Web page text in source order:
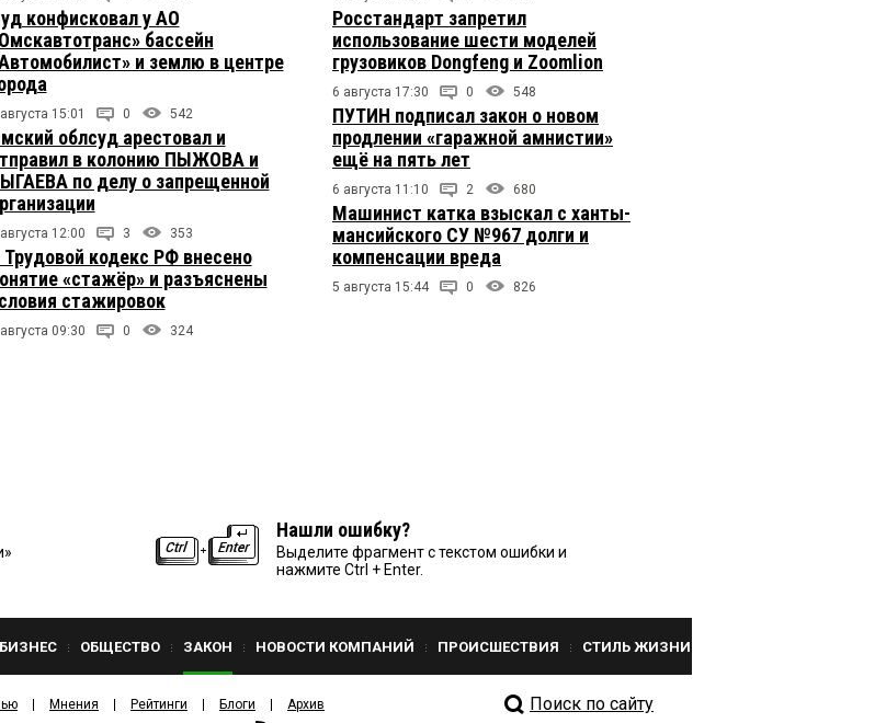
конфисковал у АО
бассейн
и землю в центре
15:01 0 542
облсуд арестовал и
в колонию ПЫЖОВА и
по делу о запрещенной
12:00 3 353
Трудовой кодекс РФ внесено
«стажёр» и разъяснены
стажировок
09:30 0 324
Росстандарт запретил
использование шести моделей
грузовиков Dongfeng и Zoomlion
6 августа 17:30 0 548
ПУТИН подписал закон о новом
продлении «гаражной амнистии»
ещё на пять лет
6 августа 11:10 2 680
Машинист катка взыскал с ханты-
мансийского СУ №967 долги и
компенсации вреда
5 августа 15:44 0 826
Нашли ошибку?
Выделите фрагмент с текстом ошибки и
нажмите Ctrl + Enter.
БИЗНЕС ОБЩЕСТВО ЗАКОН НОВОСТИ КОМПАНИЙ ПРОИСШЕСТВИЯ СТИЛЬ ЖИЗНИ
Мнения Рейтинги Блоги
Архив
Поиск по сайту